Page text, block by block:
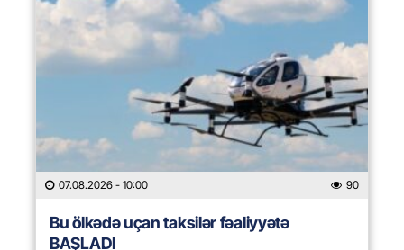
07.08.2026 - 10:00 90
Bu ölkədə uçan taksilər fəaliyyətə
BAŞLADI